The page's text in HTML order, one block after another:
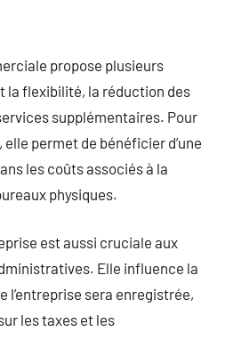
propose plusieurs
la flexibilité, la réduction des
supplémentaires. Pour
permet de bénéficier d’une
les coûts associés à la
physiques.
est aussi cruciale aux
Elle influence la
l’entreprise sera enregistrée,
les taxes et les